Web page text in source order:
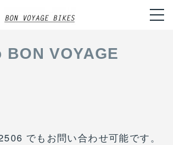
VOYAGE
でもお問い合わせ可能です。